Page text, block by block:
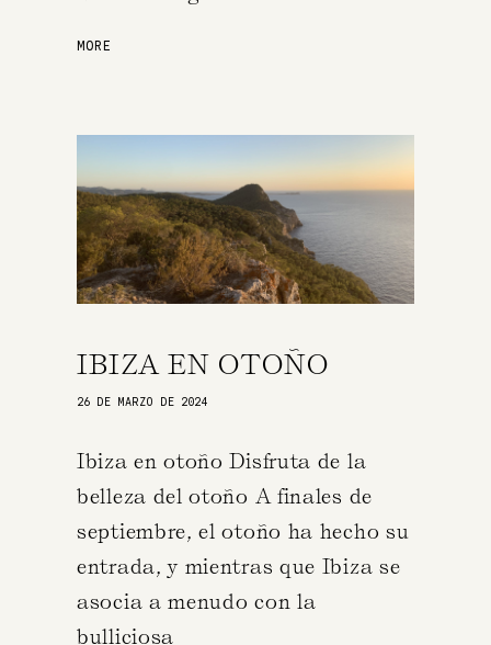
MORE
IBIZA EN OTOÑO
26 DE MARZO DE 2024
Ibiza en otoño Disfruta de la
belleza del otoño A finales de
septiembre, el otoño ha hecho su
entrada, y mientras que Ibiza se
asocia a menudo con la
bulliciosa